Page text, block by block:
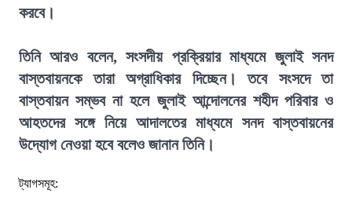
করবে।
তিনি আরও বলেন, সংসদীয় প্রক্রিয়ার মাধ্যমে জুলাই সনদ
বাস্তবায়নকে তারা অগ্রাধিকার দিচ্ছেন। তবে সংসদে তা
বাস্তবায়ন সম্ভব না হলে জুলাই আন্দোলনের শহীদ পরিবার ও
আহতদের সঙ্গে নিয়ে আদালতের মাধ্যমে সনদ বাস্তবায়নের
উদ্যোগ নেওয়া হবে বলেও জানান তিনি।
ট্যাগসমূহ: